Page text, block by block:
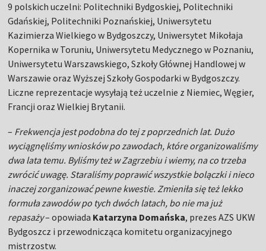
9 polskich uczelni: Politechniki Bydgoskiej, Politechniki
Gdańskiej, Politechniki Poznańskiej, Uniwersytetu
Kazimierza Wielkiego w Bydgoszczy, Uniwersytet Mikołaja
Kopernika w Toruniu, Uniwersytetu Medycznego w Poznaniu,
Uniwersytetu Warszawskiego, Szkoły Głównej Handlowej w
Warszawie oraz Wyższej Szkoły Gospodarki w Bydgoszczy.
Liczne reprezentacje wysyłają też uczelnie z Niemiec, Węgier,
Francji oraz Wielkiej Brytanii.
– Frekwencja jest podobna do tej z poprzednich lat. Dużo
wyciągnęliśmy wniosków po zawodach, które organizowaliśmy
dwa lata temu. Byliśmy też w Zagrzebiu i wiemy, na co trzeba
zwrócić uwagę. Staraliśmy poprawić wszystkie bolączki i nieco
inaczej zorganizować pewne kwestie. Zmieniła się też lekko
formuła zawodów po tych dwóch latach, bo nie ma już
repasaży– opowiada Katarzyna Domańska, prezes AZS UKW
Bydgoszcz i przewodnicząca komitetu organizacyjnego
mistrzostw.